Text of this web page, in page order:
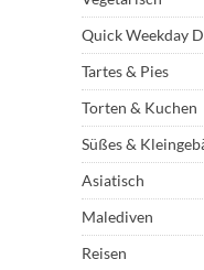
Quick Weekday
Tartes & Pies
Torten & Kuchen
Süßes &
Asiatisch
Malediven
Reisen